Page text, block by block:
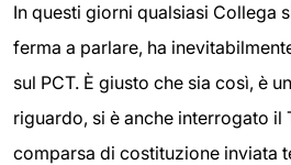
In questi giorni qualsiasi Collega
ferma a parlare, ha
sul PCT. È giusto che sia così, è
riguardo, si è anche interrogato il
comparsa di costituzione inviata